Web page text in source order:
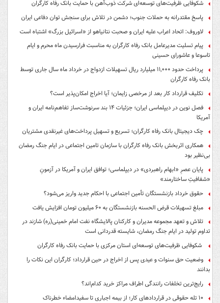
شکوفایی ظرفیت‌های توسعه‌ای شرکت ذوب‌آهن با حمایت‌ بانک رفاه کارگران
پاسخ مقتدرانه به حملات جنوب؛ دشمن در تلاش برای سنجش توان دفاعی ایران
لاوروف: اتحاد اعراب علیه ایران و صحبت نتانیاهو از «اسرائیل بزرگ» اشتباه است
پیام تسلیت مدیرعامل بانک رفاه کارگران به مناسبت فرارسیدن ماه محرم و ایام
تاسوعا و عاشورای حسینی
پرداخت حدود ۱۱,۰۰۰ میلیارد ریال تسهیلات ازدواج در خرداد ماه سال جاری توسط
بانک رفاه کارگران
تکلیف قرارداد کار بعد از مرخصی زایمان؛ آیا اخراج امکان‌پذیر است؟
فصل نوین در دیپلماسی ایران؛ جزئیات ۱۴ بند سرنوشت‌ساز تفاهم‌نامه ایران و
آمریکا
چک دیجیتال بانک رفاه کارگران؛ تسریع و تسهیل پرداخت‌های غیرنقدی مشتریان
همکاری اثربخش بانک رفاه کارگران با سازمان تامین اجتماعی در ایام جنگ رمضان
بی‌نظیر بود
پایان عصرِ «ابهام راهبردی» در دیپلماسی؛ توافق ایران و آمریکا در آزمونِ
«شفافیتِ ساختارمند»
حقوق خرداد بازنشستگان تأمین اجتماعی با احکام جدید واریز می‌شود؟
مبلغ تسهیلات قرض الحسنه بازنشستگان به ۶۰ میلیون تومان افزایش یافت
تلاش و تعهد مجموعه مدیران و کارکنان پالایشگاه نفت امام خمینی(ره) شازند در
تداوم تولید در ایام جنگ رمضان، شایسته قدردانی است
شکوفایی ظرفیت‌های توسعه‌ای استان مرکزی با حمایت بانک رفاه کارگران
وضعیت حق سنوات و عیدی پس از اخراج در حین قرارداد؛ کارگران این نکات را
بدانند
رایج‌ترین تخلفات رانندگی اطراف مراکز خرید کدام‌اند؟
۱۰ تله حقوقی در قراردادهای کار؛ از بیمه اجباری تا سفیدامضاء خطرناک